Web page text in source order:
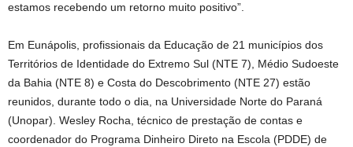
estamos recebendo um retorno muito positivo”.
Em Eunápolis, profissionais da Educação de 21 municípios dos
Territórios de Identidade do Extremo Sul (NTE 7), Médio Sudoeste
da Bahia (NTE 8) e Costa do Descobrimento (NTE 27) estão
reunidos, durante todo o dia, na Universidade Norte do Paraná
(Unopar). Wesley Rocha, técnico de prestação de contas e
coordenador do Programa Dinheiro Direto na Escola (PDDE) de